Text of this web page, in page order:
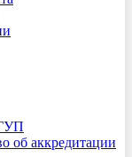
об аккредитации